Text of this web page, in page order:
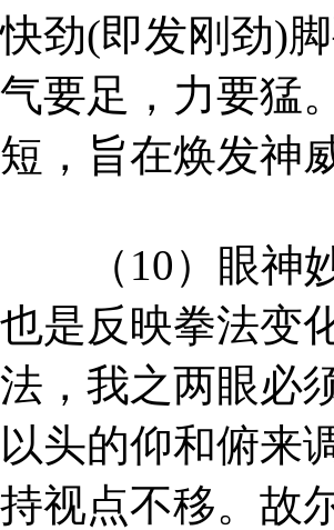
快劲(即发刚劲)
气要足，力要猛
短，旨在焕发神
（10）眼神妙
也是反映拳法变
法，我之两眼必
以头的仰和俯来
持视点不移。故